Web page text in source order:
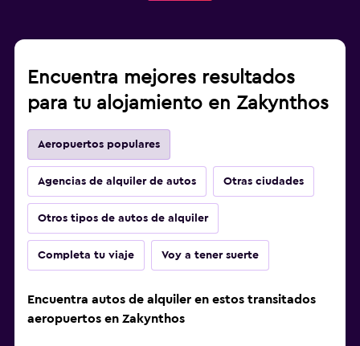
Encuentra mejores resultados
para tu alojamiento en Zakynthos
Aeropuertos populares
Agencias de alquiler de autos Otras ciudades
Otros tipos de autos de alquiler
Completa tu viaje Voy a tener suerte
Encuentra autos de alquiler en estos transitados
aeropuertos en Zakynthos